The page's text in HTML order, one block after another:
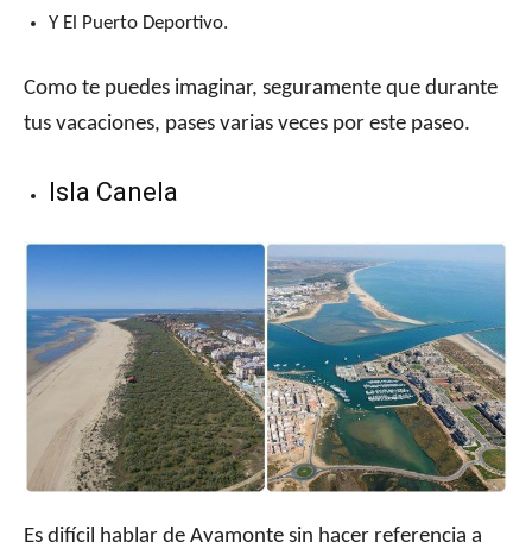
Y El Puerto Deportivo.
Como te puedes imaginar, seguramente que durante
tus vacaciones, pases varias veces por este paseo.
Isla Canela
Es difícil hablar de Ayamonte sin hacer referencia a